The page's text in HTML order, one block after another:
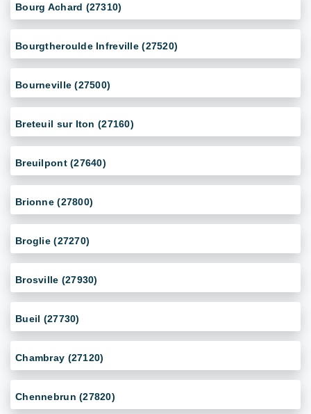
Bourg Achard (27310)
Bourgtheroulde Infreville (27520)
Bourneville (27500)
Breteuil sur Iton (27160)
Breuilpont (27640)
Brionne (27800)
Broglie (27270)
Brosville (27930)
Bueil (27730)
Chambray (27120)
Chennebrun (27820)